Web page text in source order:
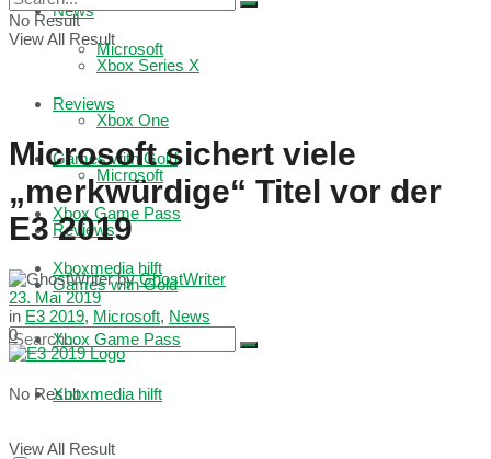
Microsoft
Reviews
Games with Gold
Xbox Game Pass
Xboxmedia hilft
No Result
View All Result
News
Xbox Series X
Xbox One
Microsoft
Reviews
Games with Gold
Xbox Game Pass
Xboxmedia hilft
No Result
View All Result
Microsoft sichert viele
„merkwürdige“ Titel vor der
E3 2019
by GhostWriter
23. Mai 2019
in E3 2019, Microsoft, News
0